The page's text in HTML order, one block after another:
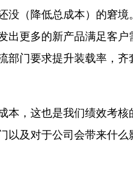
（降低总成本）的窘
更多的新产品满足客
门要求提升装载率，
，这也是我们绩效考
及对于公司会带来什么